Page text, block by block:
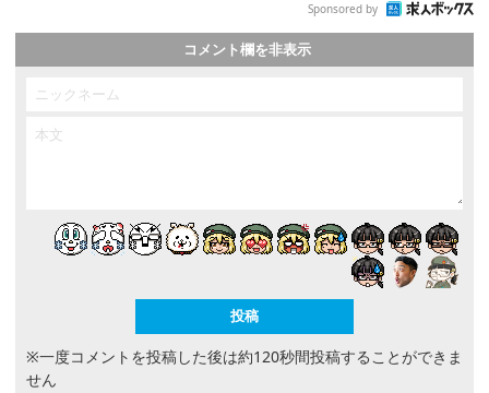
Sponsored by
コメント欄を非表示
※一度コメントを投稿した後は約120秒間投稿することができま
せん